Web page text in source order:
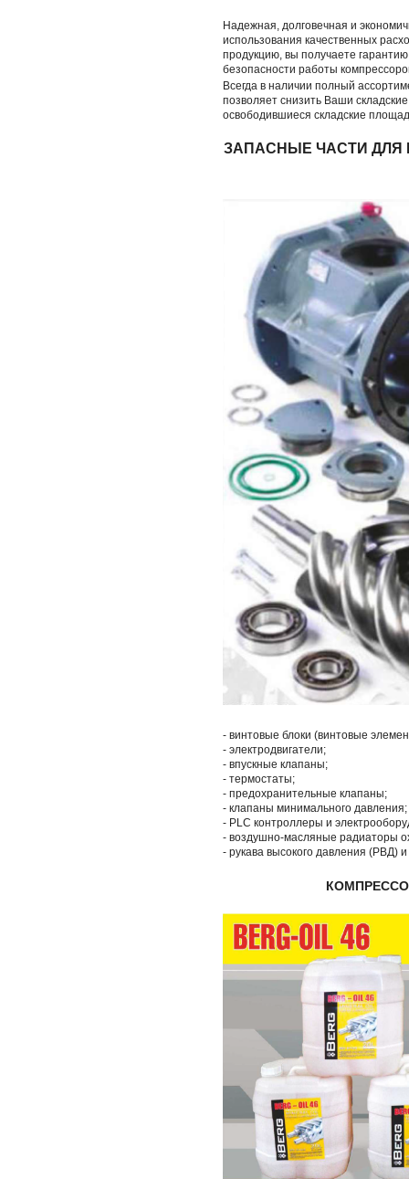
Надежная, долговечная и
использования качественных
продукцию, вы получаете
безопасности работы
Всегда в наличии полный
позволяет снизить Ваши
освободившиеся складские
ЗАПАСНЫЕ ЧАСТИ ДЛЯ
- винтовые блоки (винтовые
- электродвигатели;
- впускные клапаны;
- термостаты;
- предохранительные клапаны;
- клапаны минимального давления;
- PLC контроллеры и
- воздушно-масляные радиаторы
- рукава высокого давления (РВД)